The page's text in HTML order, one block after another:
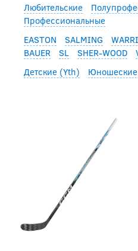
Любительские
Профессиональные
EASTON
SALMING
BAUER
SL SHER-WOOD
Детские (Yth)